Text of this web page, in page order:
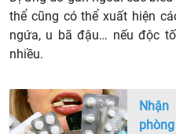
thể cũng có thể xuất hiện
ngứa, u bã đậu… nếu độc
nhiều.